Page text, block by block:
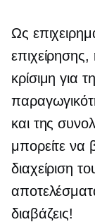
Ως
επιχείρησης,
κρίσιμη για
και της
μπορείτε να
διαχείριση
διαβάζεις!